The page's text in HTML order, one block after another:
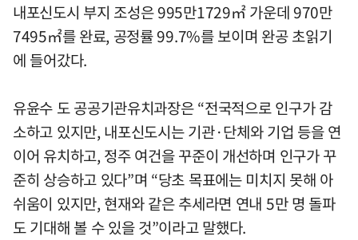
내포신도시 부지 조성은 995만1729㎡ 가운데 970만
7495㎡를 완료, 공정률 99.7%를 보이며 완공 초읽기
에 들어갔다.
유윤수 도 공공기관유치과장은 “전국적으로 인구가 감
소하고 있지만, 내포신도시는 기관·단체와 기업 등을 연
이어 유치하고, 정주 여건을 꾸준이 개선하며 인구가 꾸
준히 상승하고 있다”며 “당초 목표에는 미치지 못해 아
쉬움이 있지만, 현재와 같은 추세라면 연내 5만 명 돌파
도 기대해 볼 수 있을 것”이라고 말했다.